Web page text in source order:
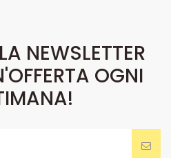
NEWSLETTER
OGNI